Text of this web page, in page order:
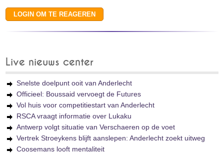
Live nieuws center
Snelste doelpunt ooit van Anderlecht
Officieel: Boussaid vervoegt de Futures
Vol huis voor competitiestart van Anderlecht
RSCA vraagt informatie over Lukaku
Antwerp volgt situatie van Verschaeren op de voet
Vertrek Stroeykens blijft aanslepen: Anderlecht zoekt uitweg
Coosemans looft mentaliteit